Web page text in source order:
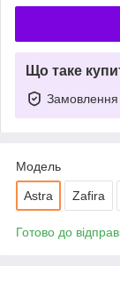
Що таке
Замовлення
Мoдель
Astra Zafira
Готово до